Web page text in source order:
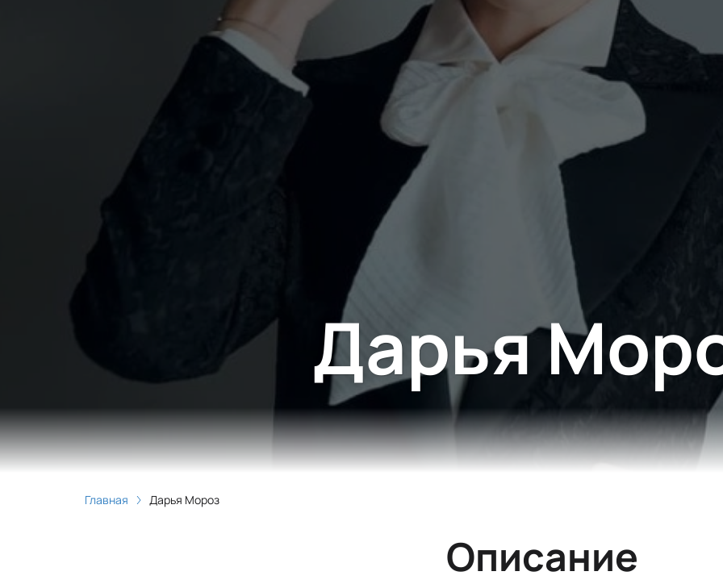
Дарья
Главная Дарья Мороз
Описание